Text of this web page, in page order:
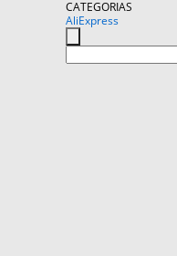
CATEGORIAS
AliExpress